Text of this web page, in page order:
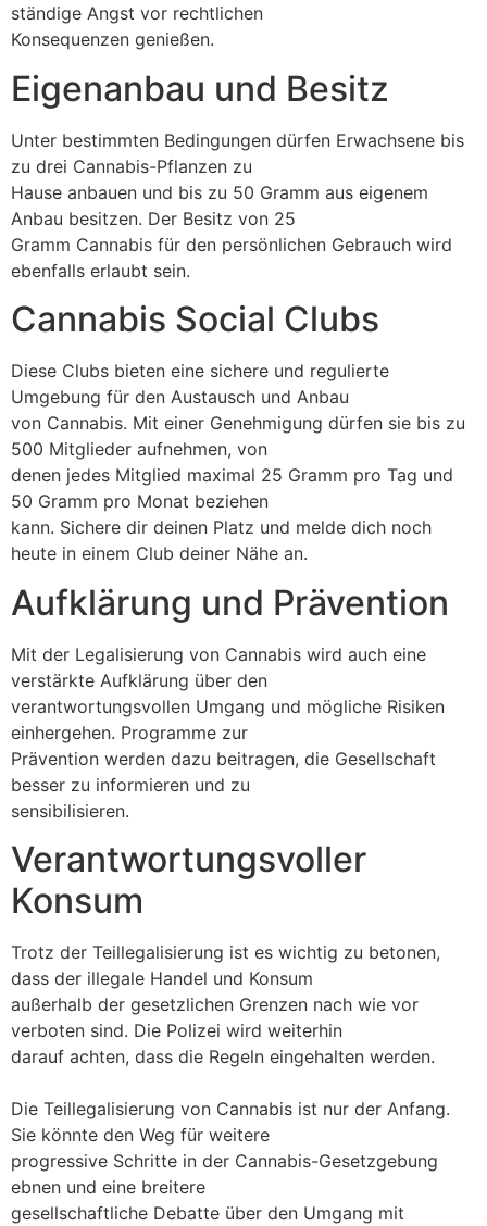
ständige Angst vor rechtlichen
Konsequenzen genießen.
Eigenanbau und Besitz
Unter bestimmten Bedingungen dürfen Erwachsene bis
zu drei Cannabis-Pflanzen zu
Hause anbauen und bis zu 50 Gramm aus eigenem
Anbau besitzen. Der Besitz von 25
Gramm Cannabis für den persönlichen Gebrauch wird
ebenfalls erlaubt sein.
Cannabis Social Clubs
Diese Clubs bieten eine sichere und regulierte
Umgebung für den Austausch und Anbau
von Cannabis. Mit einer Genehmigung dürfen sie bis zu
500 Mitglieder aufnehmen, von
denen jedes Mitglied maximal 25 Gramm pro Tag und
50 Gramm pro Monat beziehen
kann. Sichere dir deinen Platz und melde dich noch
heute in einem Club deiner Nähe an.
Aufklärung und Prävention
Mit der Legalisierung von Cannabis wird auch eine
verstärkte Aufklärung über den
verantwortungsvollen Umgang und mögliche Risiken
einhergehen. Programme zur
Prävention werden dazu beitragen, die Gesellschaft
besser zu informieren und zu
sensibilisieren.
Verantwortungsvoller
Konsum
Trotz der Teillegalisierung ist es wichtig zu betonen,
dass der illegale Handel und Konsum
außerhalb der gesetzlichen Grenzen nach wie vor
verboten sind. Die Polizei wird weiterhin
darauf achten, dass die Regeln eingehalten werden.
Die Teillegalisierung von Cannabis ist nur der Anfang.
Sie könnte den Weg für weitere
progressive Schritte in der Cannabis-Gesetzgebung
ebnen und eine breitere
gesellschaftliche Debatte über den Umgang mit